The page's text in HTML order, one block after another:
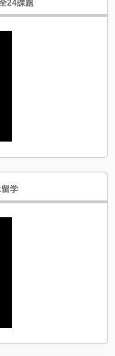
24課題
学